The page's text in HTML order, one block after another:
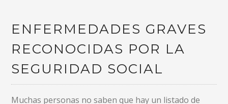
ENFERMEDADES GRAVES
RECONOCIDAS POR LA
SEGURIDAD SOCIAL
Muchas personas no saben que hay un listado de